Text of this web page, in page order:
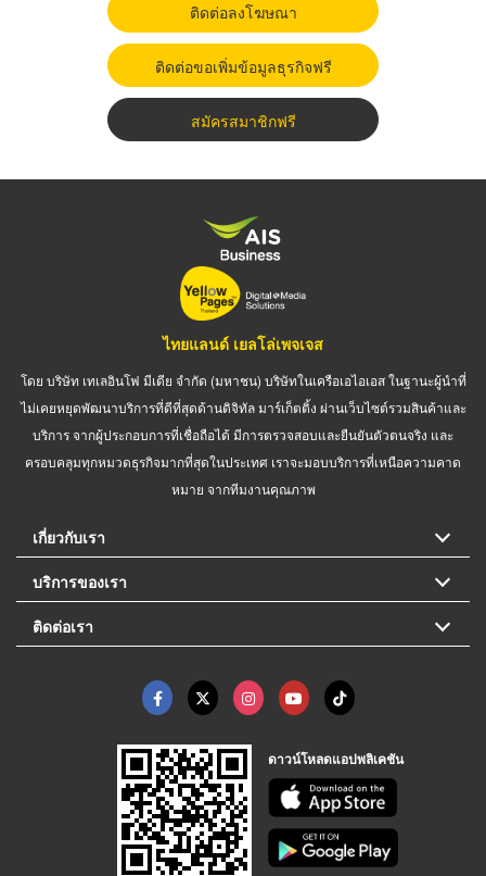
ติดต่อลงโฆษณา
ติดต่อขอเพิ่มข้อมูลธุรกิจฟรี
สมัครสมาชิกฟรี
ไทยแลนด์ เยลโล่เพจเจส
โดย บริษัท เทเลอินโฟ มีเดีย จำกัด (มหาชน) บริษัทในเครือเอไอเอส ในฐานะผู้นำที่
ไม่เคยหยุดพัฒนาบริการที่ดีที่สุดด้านดิจิทัล มาร์เก็ตติ้ง ผ่านเว็บไซต์รวมสินค้าและ
บริการ จากผู้ประกอบการที่เชื่อถือได้ มีการตรวจสอบและยืนยันตัวตนจริง และ
ครอบคลุมทุกหมวดธุรกิจมากที่สุดในประเทศ เราจะมอบบริการที่เหนือความคาด
หมาย จากทีมงานคุณภาพ
เกี่ยวกับเรา
บริการของเรา
ติดต่อเรา
ดาวน์โหลดแอปพลิเคชัน